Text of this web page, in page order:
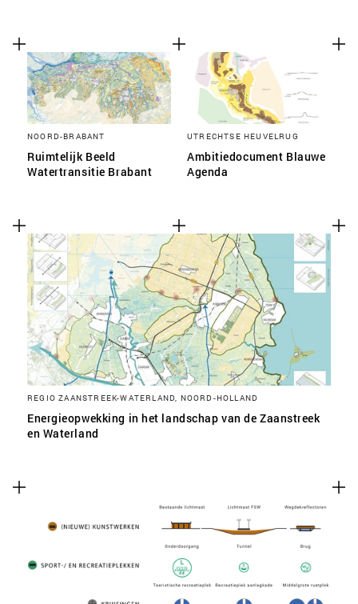
NOORD-BRABANT
Ruimtelijk Beeld
Watertransitie Brabant
UTRECHTSE HEUVELRUG
Ambitiedocument Blauwe
Agenda
REGIO ZAANSTREEK-WATERLAND, NOORD-HOLLAND
Energieopwekking in het landschap van de Zaanstreek
en Waterland